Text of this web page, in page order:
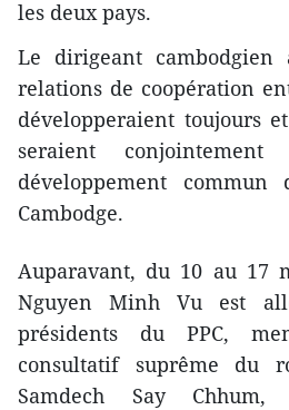
les deux pays.
Le dirigeant
relations de coopération
développeraient toujours
seraient
développement
Cambodge.
Auparavant, du 10 au 17
Nguyen Minh Vu est
présidents du PPC,
consultatif suprême du
Samdech Say